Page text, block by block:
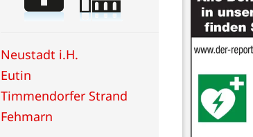
Neustadt i.H.
Eutin
Timmendorfer Strand
Fehmarn